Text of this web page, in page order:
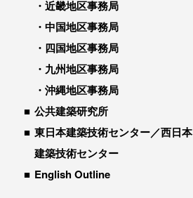
近畿地区事務局
中国地区事務局
四国地区事務局
九州地区事務局
沖縄地区事務局
公共建築研究所
東日本建築技術センター／西日本
建築技術センター
English Outline